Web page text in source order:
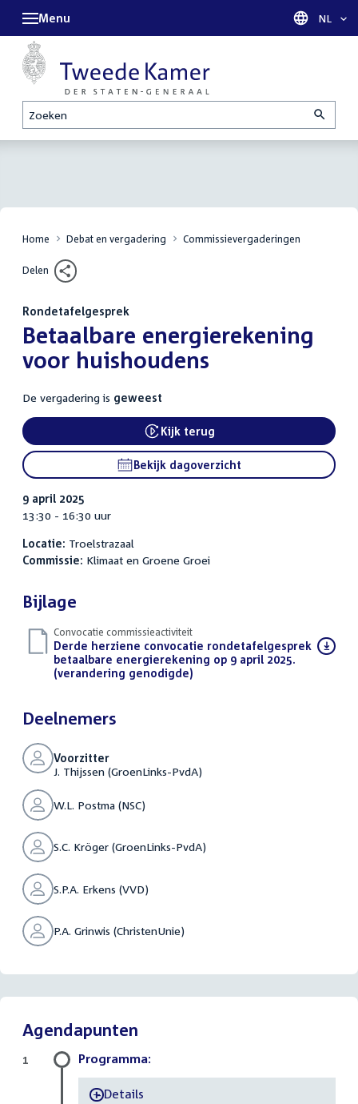
Zoeken
Menu Taal
NL
Home Debat en vergadering Commissievergaderingen
Delen
Rondetafelgesprek
:Betaalbare energierekening
voor huishoudens
De vergadering is geweest
External link:
Kijk terug
Bekijk dagoverzicht
9 april 2025
13:30 - 16:30 uur
Locatie: Troelstrazaal
Commissie: Klimaat en Groene Groei
Bijlage
Convocatie commissieactiviteit
Download
bestand:
Derde herziene convocatie rondetafelgesprek
betaalbare energierekening op 9 april 2025.
(verandering genodigde)
Deelnemers
Voorzitter
J. Thijssen (GroenLinks-PvdA)
W.L. Postma (NSC)
S.C. Kröger (GroenLinks-PvdA)
S.P.A. Erkens (VVD)
P.A. Grinwis (ChristenUnie)
Agendapunten
Programma:
-Details
1